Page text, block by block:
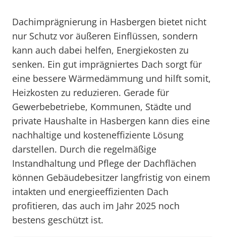
Dachimprägnierung in Hasbergen bietet nicht
nur Schutz vor äußeren Einflüssen, sondern
kann auch dabei helfen, Energiekosten zu
senken. Ein gut imprägniertes Dach sorgt für
eine bessere Wärmedämmung und hilft somit,
Heizkosten zu reduzieren. Gerade für
Gewerbebetriebe, Kommunen, Städte und
private Haushalte in Hasbergen kann dies eine
nachhaltige und kosteneffiziente Lösung
darstellen. Durch die regelmäßige
Instandhaltung und Pflege der Dachflächen
können Gebäudebesitzer langfristig von einem
intakten und energieeffizienten Dach
profitieren, das auch im Jahr 2025 noch
bestens geschützt ist.